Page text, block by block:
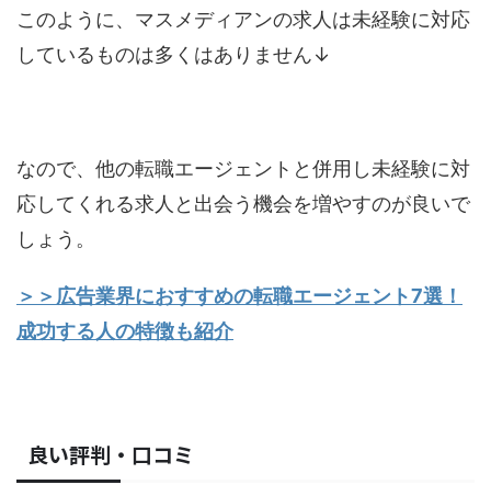
このように、マスメディアンの求人は未経験に対応
しているものは多くはありません↓
なので、他の転職エージェントと併用し未経験に対
応してくれる求人と出会う機会を増やすのが良いで
しょう。
＞＞広告業界におすすめの転職エージェント7選！
成功する人の特徴も紹介
良い評判・口コミ